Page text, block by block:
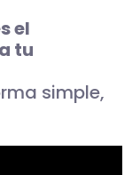
el
tu
simple,